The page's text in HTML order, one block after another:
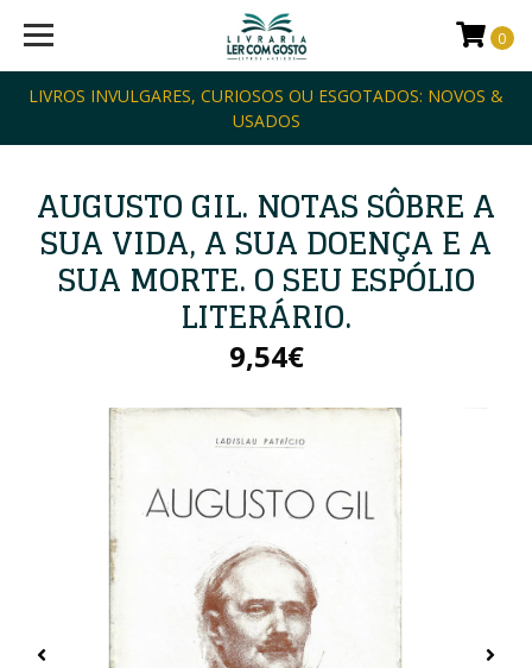
LIVROS INVULGARES, CURIOSOS OU ESGOTADOS: NOVOS &
USADOS
0
AUGUSTO GIL. NOTAS SÔBRE A
SUA VIDA, A SUA DOENÇA E A
SUA MORTE. O SEU ESPÓLIO
LITERÁRIO.
9,54€